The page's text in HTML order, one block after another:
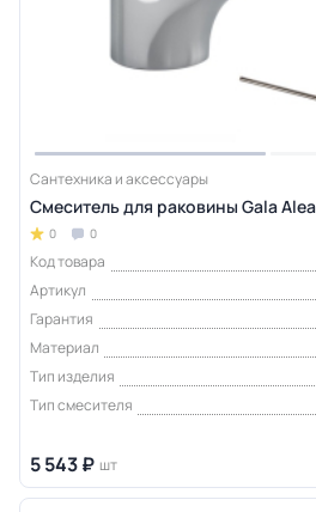
Сантехника и аксессуары
Смеситель для раковины Gala
0 0
Код товара
Артикул
Гарантия
Материал
Тип изделия
Тип смесителя
5 543 ₽ шт